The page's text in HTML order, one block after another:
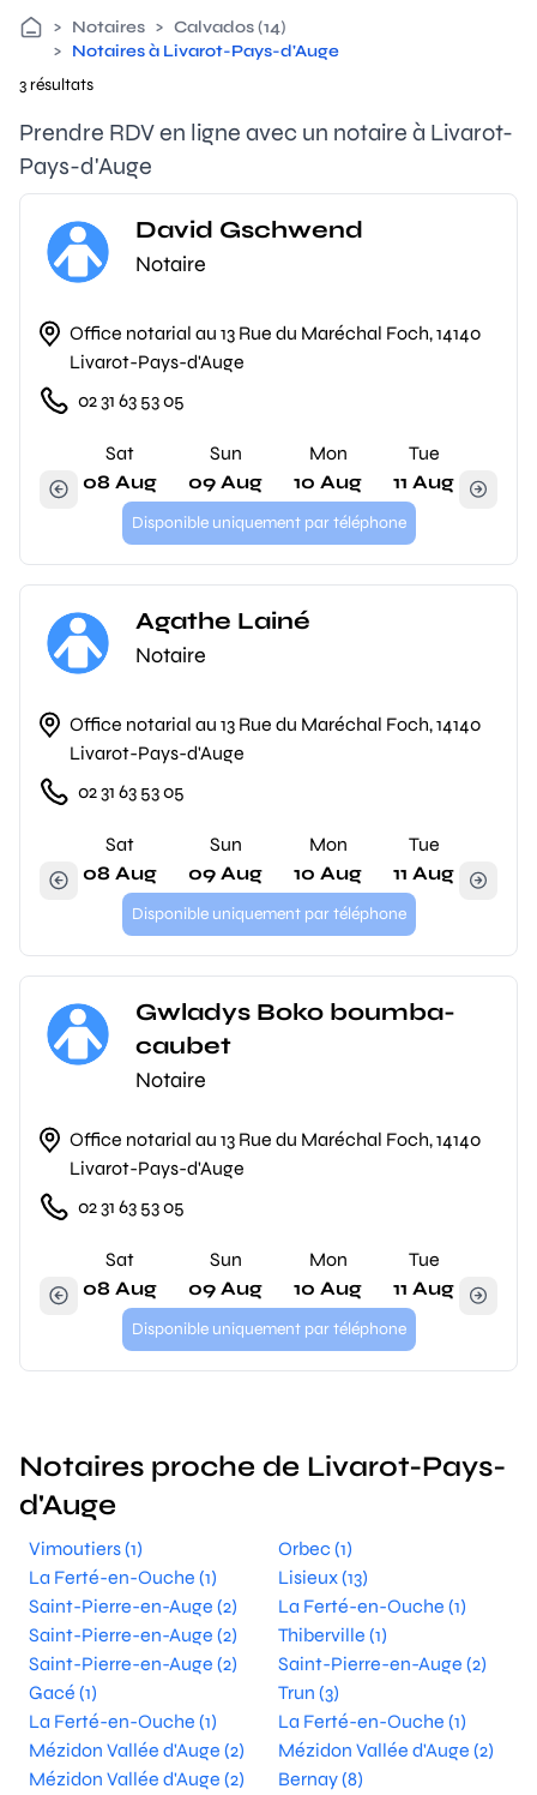
> Notaires > Calvados (14)
> Notaires à Livarot-Pays-d'Auge
3 résultats
Prendre RDV en ligne avec un notaire à Livarot-
Pays-d'Auge
David Gschwend
Notaire
Office notarial au 13 Rue du Maréchal Foch, 14140
Livarot-Pays-d'Auge
02 31 63 53 05
Sat
08 Aug
Sun
09 Aug
Mon
10 Aug
Tue
11 Aug
Disponible uniquement par téléphone
Agathe Lainé
Notaire
Office notarial au 13 Rue du Maréchal Foch, 14140
Livarot-Pays-d'Auge
02 31 63 53 05
Sat
08 Aug
Sun
09 Aug
Mon
10 Aug
Tue
11 Aug
Disponible uniquement par téléphone
Gwladys Boko boumba-
caubet
Notaire
Office notarial au 13 Rue du Maréchal Foch, 14140
Livarot-Pays-d'Auge
02 31 63 53 05
Sat
08 Aug
Sun
09 Aug
Mon
10 Aug
Tue
11 Aug
Disponible uniquement par téléphone
Notaires proche de Livarot-Pays-
d'Auge
Vimoutiers (1)
Orbec (1)
La Ferté-en-Ouche (1)
Lisieux (13)
Saint-Pierre-en-Auge (2)
La Ferté-en-Ouche (1)
Saint-Pierre-en-Auge (2)
Thiberville (1)
Saint-Pierre-en-Auge (2)
Saint-Pierre-en-Auge (2)
Gacé (1)
Trun (3)
La Ferté-en-Ouche (1)
La Ferté-en-Ouche (1)
Mézidon Vallée d'Auge (2)
Mézidon Vallée d'Auge (2)
Mézidon Vallée d'Auge (2)
Bernay (8)